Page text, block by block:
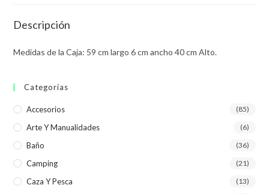
Descripción
Medidas de la Caja: 59 cm largo 6 cm ancho 40 cm Alto.
Categorías
Accesorios (85)
Arte Y Manualidades (6)
Baño (36)
Camping (21)
Caza Y Pesca (13)